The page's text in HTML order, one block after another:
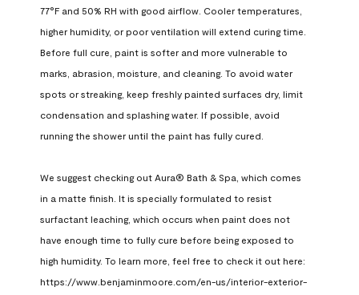
77°F and 50% RH with good airflow. Cooler temperatures,
higher humidity, or poor ventilation will extend curing time.
Before full cure, paint is softer and more vulnerable to
marks, abrasion, moisture, and cleaning. To avoid water
spots or streaking, keep freshly painted surfaces dry, limit
condensation and splashing water. If possible, avoid
running the shower until the paint has fully cured.
We suggest checking out Aura® Bath & Spa, which comes
in a matte finish. It is specially formulated to resist
surfactant leaching, which occurs when paint does not
have enough time to fully cure before being exposed to
high humidity. To learn more, feel free to check it out here:
https://www.benjaminmoore.com/en-us/interior-exterior-